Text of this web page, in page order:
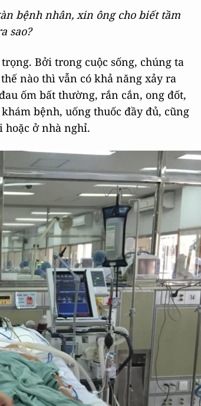
bệnh nhân, xin ông cho biết tầm
sao?
Bởi trong cuộc sống, chúng ta
nào thì vẫn có khả năng xảy ra
ốm bất thường, rắn cắn, ong đốt,
bệnh, uống thuốc đầy đủ, cũng
hoặc ở nhà nghỉ.